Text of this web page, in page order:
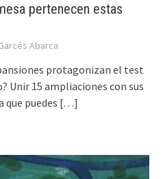
pertenecen estas
Abarca
protagonizan el test
Unir 15 ampliaciones con sus
que puedes […]